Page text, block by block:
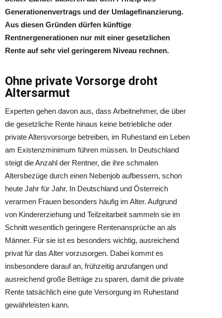
Generationenvertrags und der Umlagefinanzierung.
Aus diesen Gründen dürfen künftige
Rentnergenerationen nur mit einer gesetzlichen
Rente auf sehr viel geringerem Niveau rechnen.
Ohne private Vorsorge droht
Altersarmut
Experten gehen davon aus, dass Arbeitnehmer, die über
die gesetzliche Rente hinaus keine betriebliche oder
private Altersvorsorge betreiben, im Ruhestand ein Leben
am Existenzminimum führen müssen. In Deutschland
steigt die Anzahl der Rentner, die ihre schmalen
Altersbezüge durch einen Nebenjob aufbessern, schon
heute Jahr für Jahr. In Deutschland und Österreich
verarmen Frauen besonders häufig im Alter. Aufgrund
von Kindererziehung und Teilzeitarbeit sammeln sie im
Schnitt wesentlich geringere Rentenansprüche an als
Männer. Für sie ist es besonders wichtig, ausreichend
privat für das Alter vorzusorgen. Dabei kommt es
insbesondere darauf an, frühzeitig anzufangen und
ausreichend große Beträge zu sparen, damit die private
Rente tatsächlich eine gute Versorgung im Ruhestand
gewährleisten kann.